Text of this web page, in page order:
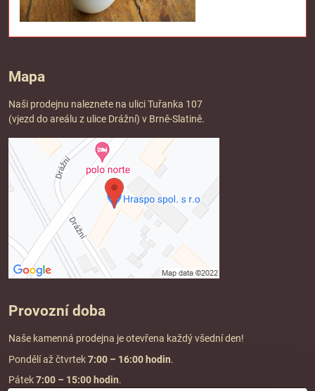
Mapa
Naši prodejnu naleznete na ulici Tuřanka 107
(vjezd do areálu z ulice Drážní) v Brně-Slatině.
Provozní doba
Naše kamenná prodejna je otevřena každý všední den!
Pondělí až čtvrtek7:00 – 16:00 hodin.
Pátek7:00 – 15:00 hodin.